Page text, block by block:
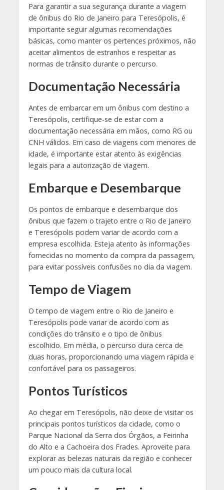
Para garantir a sua segurança durante a viagem
de ônibus do Rio de Janeiro para Teresópolis, é
importante seguir algumas recomendações
básicas, como manter os pertences próximos, não
aceitar alimentos de estranhos e respeitar as
normas de trânsito durante o percurso.
Documentação Necessária
Antes de embarcar em um ônibus com destino a
Teresópolis, certifique-se de estar com a
documentação necessária em mãos, como RG ou
CNH válidos. Em caso de viagens com menores de
idade, é importante estar atento às exigências
legais para a autorização de viagem.
Embarque e Desembarque
Os pontos de embarque e desembarque dos
ônibus que fazem o trajeto entre o Rio de Janeiro
e Teresópolis podem variar de acordo com a
empresa escolhida. Esteja atento às informações
fornecidas no momento da compra da passagem,
para evitar possíveis confusões no dia da viagem.
Tempo de Viagem
O tempo de viagem entre o Rio de Janeiro e
Teresópolis pode variar de acordo com as
condições do trânsito e o tipo de ônibus
escolhido. Em média, o percurso dura cerca de
duas horas, proporcionando uma viagem rápida e
confortável para os passageiros.
Pontos Turísticos
Ao chegar em Teresópolis, não deixe de visitar os
principais pontos turísticos da cidade, como o
Parque Nacional da Serra dos Órgãos, a Feirinha
do Alto e a Cachoeira dos Frades. Aproveite para
explorar as belezas naturais da região e conhecer
um pouco mais da cultura local.